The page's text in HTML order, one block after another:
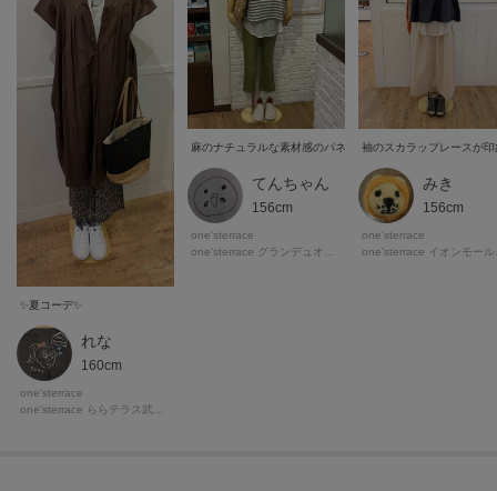
✨️夏コーデ✨️
れな
160cm
one'sterrace
てんちゃん
156cm
one'sterrace
みき
156cm
one'sterrace